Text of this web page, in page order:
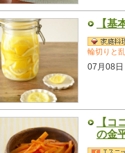
【基
輪切りと
07月08日
【コ
の金